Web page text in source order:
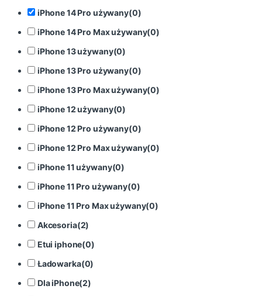
iPhone 14 Pro używany(0)
iPhone 14 Pro Max używany(0)
iPhone 13 używany(0)
iPhone 13 Pro używany(0)
iPhone 13 Pro Max używany(0)
iPhone 12 używany(0)
iPhone 12 Pro używany(0)
iPhone 12 Pro Max używany(0)
iPhone 11 używany(0)
iPhone 11 Pro używany(0)
iPhone 11 Pro Max używany(0)
Akcesoria(2)
Etui iphone(0)
Ładowarka(0)
Dla iPhone(2)